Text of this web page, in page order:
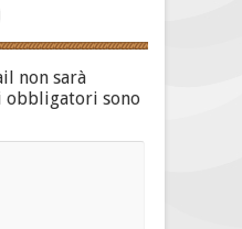
non sarà
obbligatori sono